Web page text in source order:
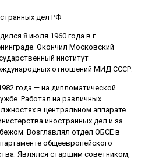
дел РФ
8 июля 1960 года в г.
Окончил Московский
институт
отношений МИД СССР.
года — на дипломатической
Работал на различных
в центральном аппарате
иностранных дел и за
Возглавлял отдел ОБСЕ в
общеевропейского
Являлся старшим советником,